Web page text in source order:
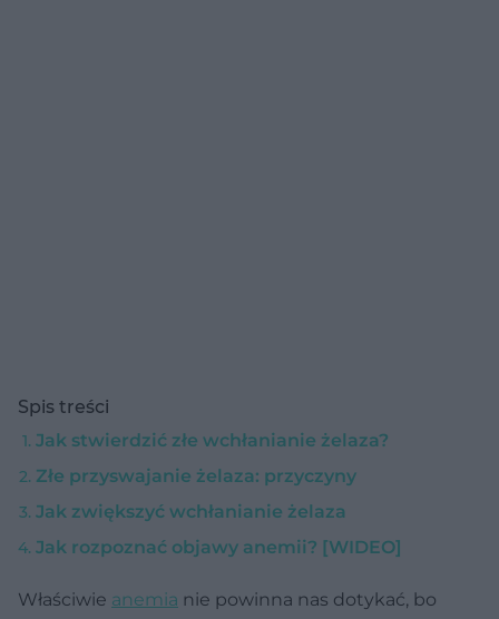
Spis treści
Jak stwierdzić złe wchłanianie żelaza?
Złe przyswajanie żelaza: przyczyny
Jak zwiększyć wchłanianie żelaza
Jak rozpoznać objawy anemii? [WIDEO]
Właściwie anemia nie powinna nas dotykać, bo